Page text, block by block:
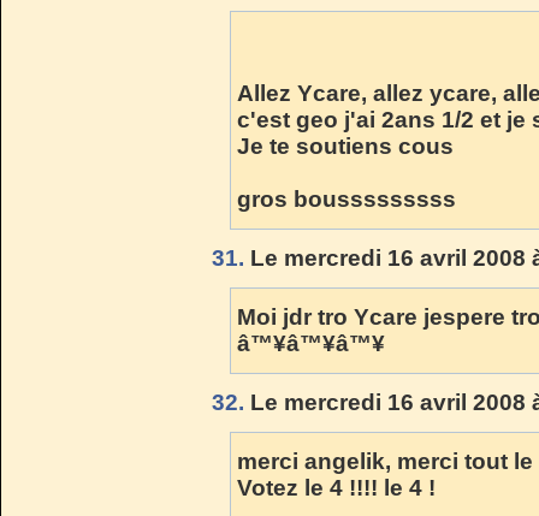
Allez Ycare, allez ycare,
c'est geo j'ai 2ans 1/2 et je
Je te soutiens cous
gros bousssssssss
31. Le mercredi 16 avril 2008
Moi jdr tro Ycare jespere
â™¥â™¥â™¥
32. Le mercredi 16 avril 2008
merci angelik, merci tout
Votez le 4 !!!! le 4 !